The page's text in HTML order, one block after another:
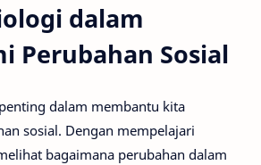
dalam
Perubahan Sosial
dalam membantu kita
sosial. Dengan mempelajari
bagaimana perubahan dalam